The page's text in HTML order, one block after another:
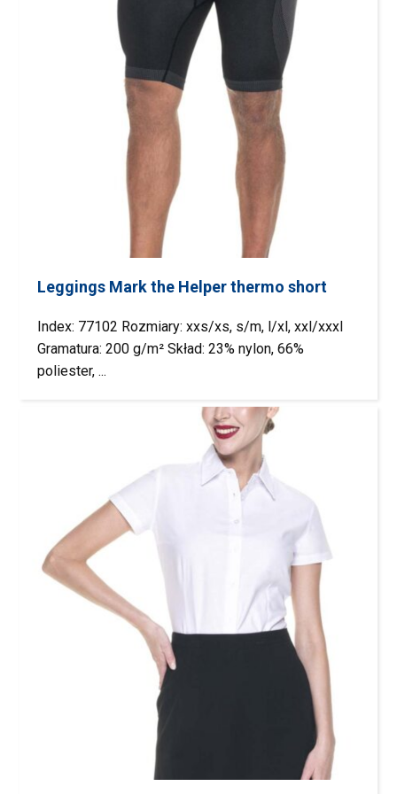
Leggings Mark the Helper thermo short
Index: 77102 Rozmiary: xxs/xs, s/m, l/xl, xxl/xxxl
Gramatura: 200 g/m² Skład: 23% nylon, 66%
poliester, ...